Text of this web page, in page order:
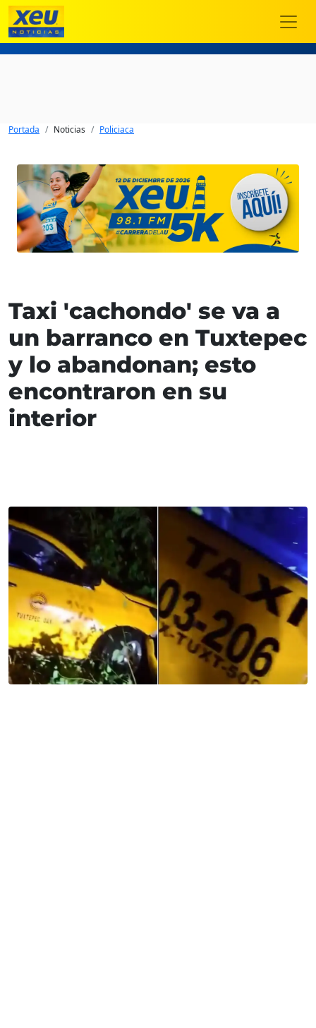
Portada Noticias Policiaca
Taxi 'cachondo' se va a
un barranco en Tuxtepec
y lo abandonan; esto
encontraron en su
interior